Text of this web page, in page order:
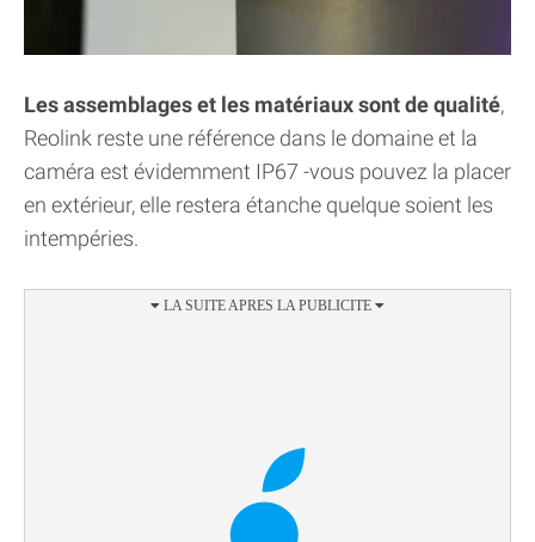
Les assemblages et les matériaux sont de qualité,
Reolink reste une référence dans le domaine et la
caméra est évidemment IP67 -vous pouvez la placer
en extérieur, elle restera étanche quelque soient les
intempéries.